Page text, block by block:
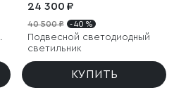
24 300 ₽
40 500 ₽ - 40 %
Подвесной светодиодный
светильник
КУПИТЬ